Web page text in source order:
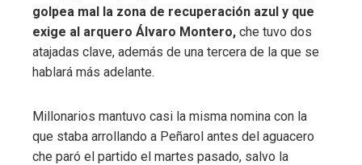
golpea mal la zona de recuperación azul y que
exige al arquero Álvaro Montero, che tuvo dos
atajadas clave, además de una tercera de la que se
hablará más adelante.
Millonarios mantuvo casi la misma nomina con la
que staba arrollando a Peñarol antes del aguacero
che paró el partido el martes pasado, salvo la